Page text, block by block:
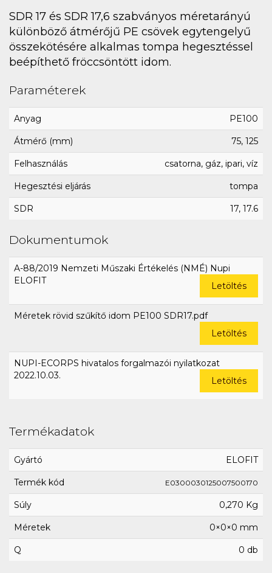
SDR 17 és SDR 17,6 szabványos méretarányú
különböző átmérőjű PE csövek egytengelyű
összekötésére alkalmas tompa hegesztéssel
beépíthető fröccsöntött idom.
Paraméterek
Anyag PE100
Átmérő (mm) 75, 125
Felhasználás csatorna, gáz, ipari, víz
Hegesztési eljárás tompa
SDR 17, 17.6
Dokumentumok
A-88/2019 Nemzeti Műszaki Értékelés (NMÉ) Nupi
ELOFIT
Letöltés
Méretek rövid szűkítő idom PE100 SDR17.pdf
Letöltés
NUPI-ECORPS hivatalos forgalmazói nyilatkozat
2022.10.03.
Letöltés
Termékadatok
Gyártó ELOFIT
Termék kód E0300030125007500170
Súly 0,270 Kg
Méretek 0×0×0 mm
Q 0 db